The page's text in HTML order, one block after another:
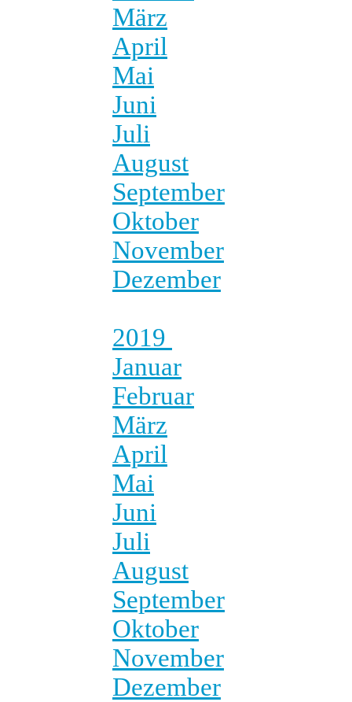
März
April
Mai
Juni
Juli
August
September
Oktober
November
Dezember
2019
Januar
Februar
März
April
Mai
Juni
Juli
August
September
Oktober
November
Dezember